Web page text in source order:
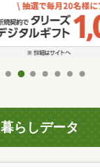
暮らしデータ